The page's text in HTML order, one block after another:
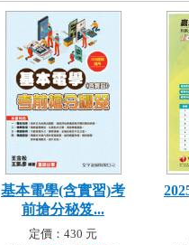
基本電學(含實習)考
前搶分秘笈...
定價：430 元